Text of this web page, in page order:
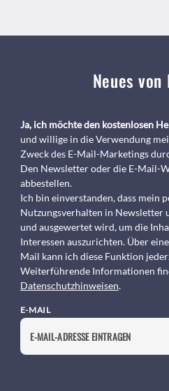
Neues von
Ja, ich möchte den kostenlosen
und willige in die Verwendung
Zweck des E-Mail-Marketings
Den Newsletter oder die E-Mail-
abbestellen.
Ich bin einverstanden, dass mein
Nutzungsverhalten in Newsletter
und ausgewertet wird, um die
Interessen auszurichten. Über
Mail kann ich diese Funktion
Weiterführende Informationen
Datenschutzhinweisen.
E-MAIL